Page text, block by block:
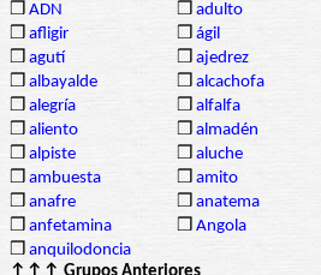
❒ ADN ❒ adulto
❒ afligir ❒ ágil
❒ agutí ❒ ajedrez
❒ albayalde ❒ alcachofa
❒ alegría ❒ alfalfa
❒ aliento ❒ almadén
❒ alpiste ❒ aluche
❒ ambuesta ❒ amito
❒ anafre ❒ anatema
❒ anfetamina ❒ Angola
❒ anquilodoncia